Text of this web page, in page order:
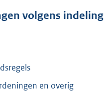
volgens indeling
en overig